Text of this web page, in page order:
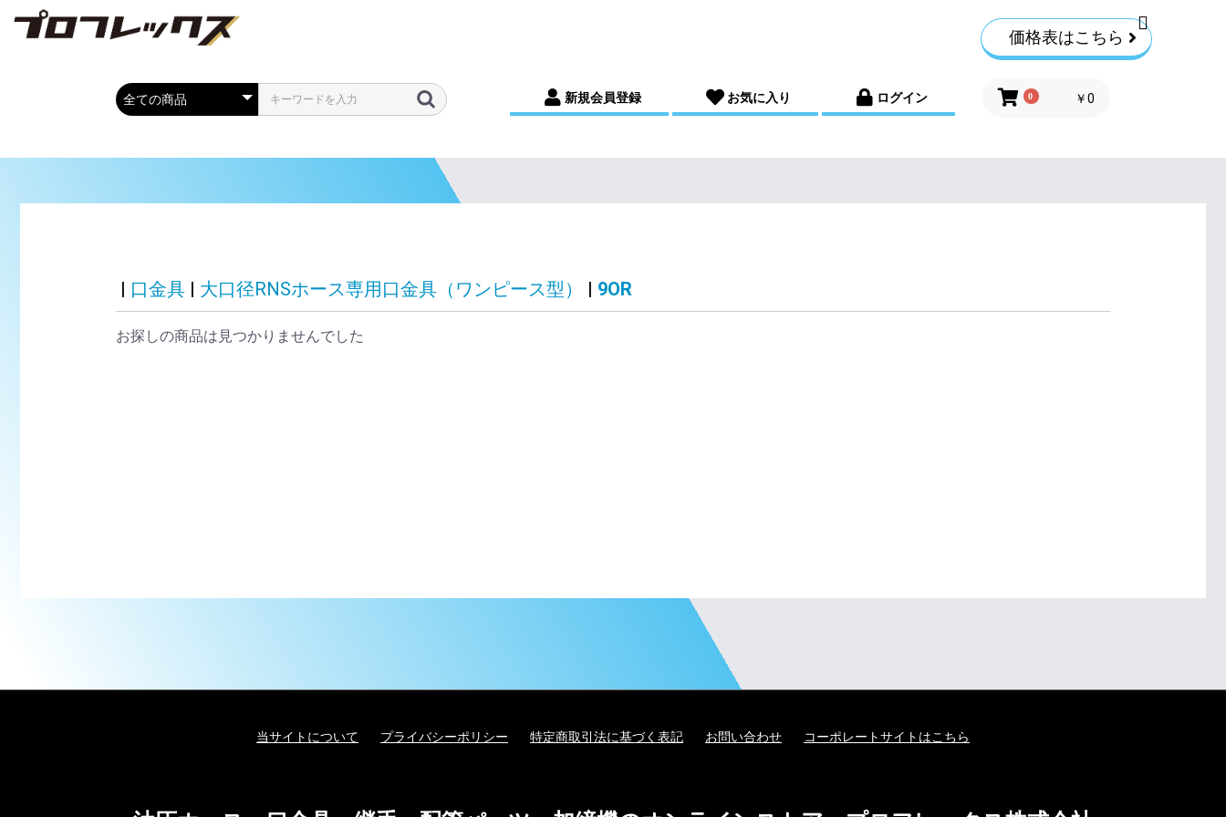
価格表はこちら
新規会員登録 お気に入り ログイン 0 ￥0
| 口金具 | 大口径RNSホース専用口金具（ワンピース型） | 9OR
お探しの商品は見つかりませんでした
当サイトについて プライバシーポリシー 特定商取引法に基づく表記 お問い合わせ コーポレートサイトはこちら